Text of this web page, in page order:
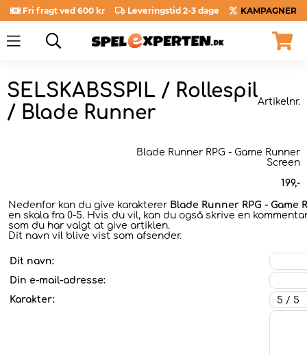
Fri fragt ved 600 kr Leveringstid 2-3 dage KAMPAGNER
SELSKABSSPIL / Rollespil
/ Blade Runner
Artikelnr.
Blade Runner RPG - Game Runner
Screen
199,-
Nedenfor kan du give karakterer Blade Runner RPG - Game
en skala fra 0-5. Hvis du vil, kan du også skrive en
som du har valgt at give artiklen.
Dit navn vil blive vist som afsender.
Dit navn:
Din e-mail-adresse:
Karakter: